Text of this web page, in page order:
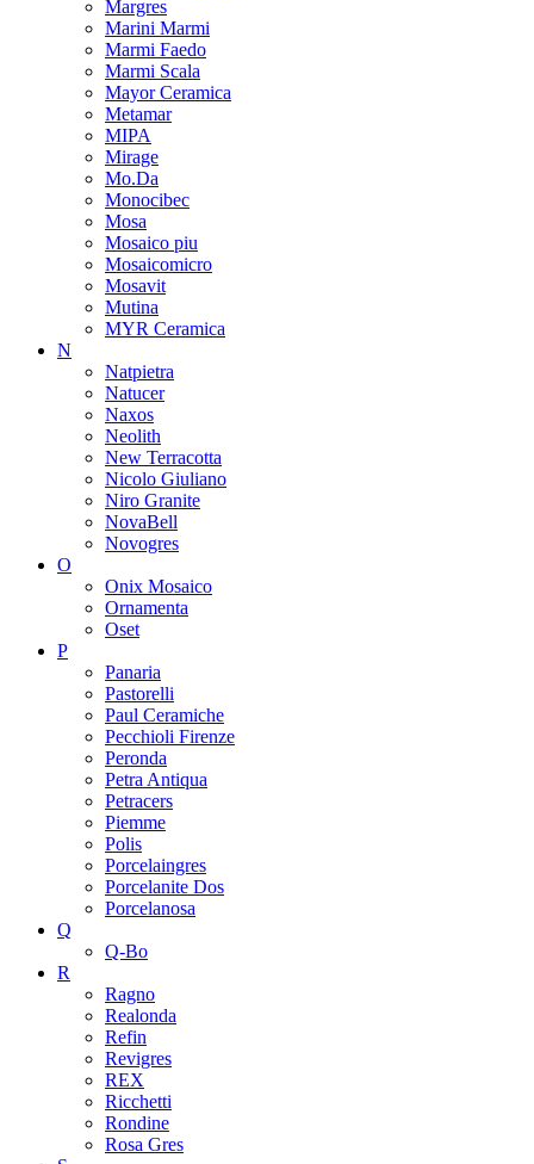
Margres
Marini Marmi
Marmi Faedo
Marmi Scala
Mayor Ceramica
Metamar
MIPA
Mirage
Mo.Da
Monocibec
Mosa
Mosaico piu
Mosaicomicro
Mosavit
Mutina
MYR Ceramica
N
Natpietra
Natucer
Naxos
Neolith
New Terracotta
Nicolo Giuliano
Niro Granite
NovaBell
Novogres
O
Onix Mosaico
Ornamenta
Oset
P
Panaria
Pastorelli
Paul Ceramiche
Pecchioli Firenze
Peronda
Petra Antiqua
Petracers
Piemme
Polis
Porcelaingres
Porcelanite Dos
Porcelanosa
Q
Q-Bo
R
Ragno
Realonda
Refin
Revigres
REX
Ricchetti
Rondine
Rosa Gres